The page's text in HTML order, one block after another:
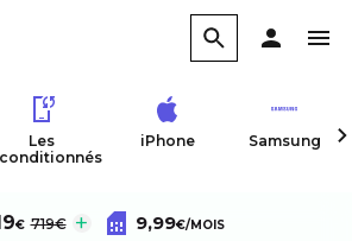
Les
iPhone Samsung
iPhone 15
€ au lieu de :
719€ Forfait RED 60Go 4G
Sans engagement
9,99€/MOIS